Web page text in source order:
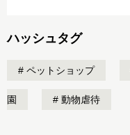
ハッシュタグ
ペットショップ
園 動物虐待